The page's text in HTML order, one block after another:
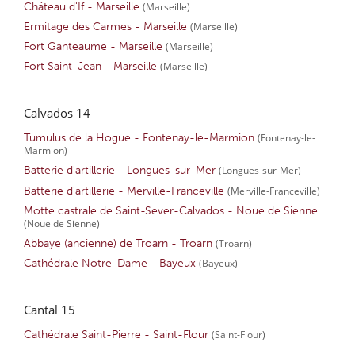
Château d'If - Marseille (Marseille)
Ermitage des Carmes - Marseille (Marseille)
Fort Ganteaume - Marseille (Marseille)
Fort Saint-Jean - Marseille (Marseille)
Calvados 14
Tumulus de la Hogue - Fontenay-le-Marmion (Fontenay-le-
Marmion)
Batterie d'artillerie - Longues-sur-Mer (Longues-sur-Mer)
Batterie d'artillerie - Merville-Franceville (Merville-Franceville)
Motte castrale de Saint-Sever-Calvados - Noue de Sienne
(Noue de Sienne)
Abbaye (ancienne) de Troarn - Troarn (Troarn)
Cathédrale Notre-Dame - Bayeux (Bayeux)
Cantal 15
Cathédrale Saint-Pierre - Saint-Flour (Saint-Flour)